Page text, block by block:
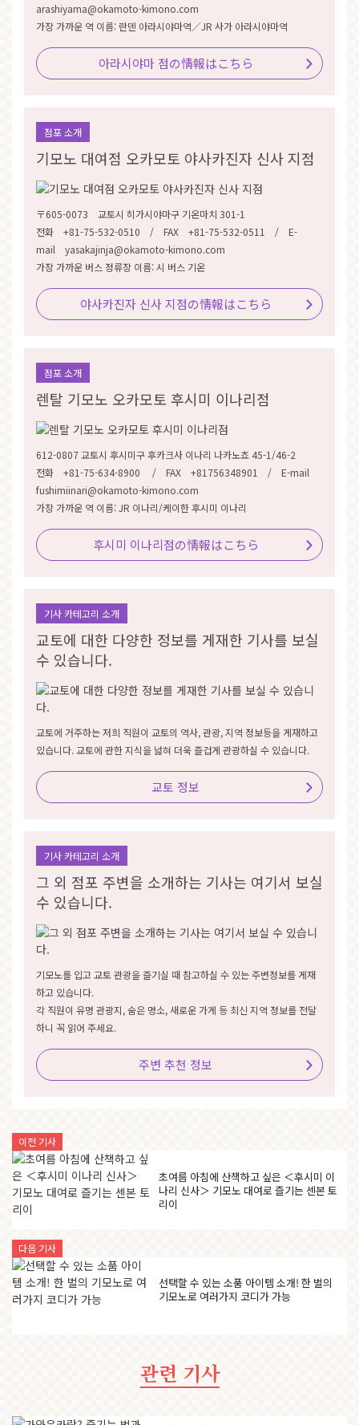
arashiyama@okamoto-kimono.com
가장 가까운 역 이름: 란덴 아라시야마역／JR 사가 아라시야마역
아라시야마 점の情報はこちら
점포 소개
기모노 대여점 오카모토 야사카진자 신사 지점
〒605-0073 교토시 히가시야마구 기온마치 301-1
전화 +81-75-532-0510 / FAX +81-75-532-0511 / E-
mail yasakajinja@okamoto-kimono.com
가장 가까운 버스 정류장 이름: 시 버스 기온
야사카진자 신사 지점の情報はこちら
점포 소개
렌탈 기모노 오카모토 후시미 이나리점
612-0807 교토시 후시미구 후카크사 이나리 나카노쵸 45-1/46-2
전화 +81-75-634-8900 / FAX +81756348901 / E-mail
fushimiinari@okamoto-kimono.com
가장 가까운 역 이름: JR 이나리/케이한 후시미 이나리
후시미 이나리점の情報はこちら
기사 카테고리 소개
교토에 대한 다양한 정보를 게재한 기사를 보실
수 있습니다.
교토에 거주하는 저희 직원이 교토의 역사, 관광, 지역 정보등을 게재하고
있습니다. 교토에 관한 지식을 넓혀 더욱 즐겁게 관광하실 수 있습니다.
교토 정보
기사 카테고리 소개
그 외 점포 주변을 소개하는 기사는 여기서 보실
수 있습니다.
기모노를 입고 교토 관광을 즐기실 때 참고하실 수 있는 주변정보를 게재
하고 있습니다.
각 직원이 유명 관광지, 숨은 명소, 새로운 가게 등 최신 지역 정보를 전달
하니 꼭 읽어 주세요.
주변 추천 정보
이전 기사
초여름 아침에 산책하고 싶은 ＜후시미 이
나리 신사＞ 기모노 대여로 즐기는 센본 토
리이
다음 기사
선택할 수 있는 소품 아이템 소개! 한 벌의
기모노로 여러가지 코디가 가능
관련 기사